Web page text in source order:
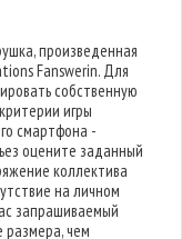
произведенная
Fanswerin. Для
собственную
игры
смартфона -
оцените заданный
коллектива
на личном
запрашиваемый
размера, чем